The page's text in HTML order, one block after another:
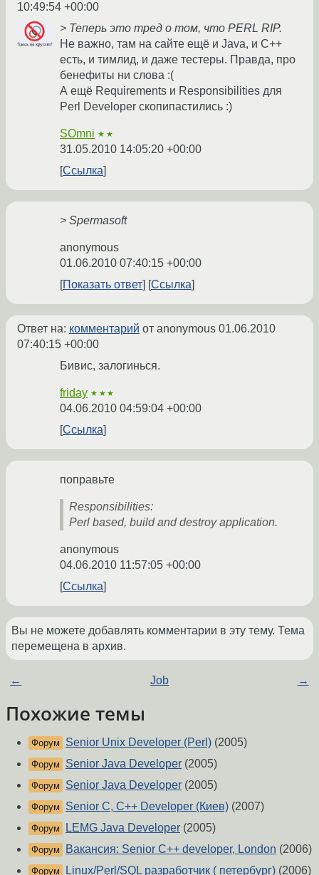
10:49:54 +00:00
> Теперь это тред о том, что PERL RIP.
Не важно, там на сайте ещё и Java, и C++
есть, и тимлид, и даже тестеры. Правда, про
бенефиты ни слова :(
А ещё Requirements и Responsibilities для
Perl Developer скопипастились :)
SOmni ★★
31.05.2010 14:05:20 +00:00
Ссылка
> Spermasoft
anonymous
01.06.2010 07:40:15 +00:00
Показать ответ
Ссылка
Ответ на: комментарий от anonymous 01.06.2010
07:40:15 +00:00
Бивис, залогинься.
friday ★★★
04.06.2010 04:59:04 +00:00
Ссылка
поправьте
Responsibilities:
Perl based, build and destroy application.
anonymous
04.06.2010 11:57:05 +00:00
Ссылка
Вы не можете добавлять комментарии в эту тему. Тема
перемещена в архив.
← Job →
Похожие темы
Форум Senior Unix Developer (Perl) (2005)
Форум Senior Java Developer (2005)
Форум Senior Java Developer (2005)
Форум Senior C, C++ Developer (Киев) (2007)
Форум LEMG Java Developer (2005)
Форум Вакансия: Senior C++ developer, London (2006)
Форум Linux/Perl/SQL разработчик ( петербург) (2006)